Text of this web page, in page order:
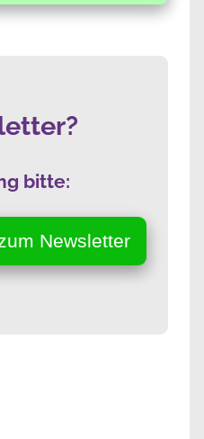
bitte:
Newsletter